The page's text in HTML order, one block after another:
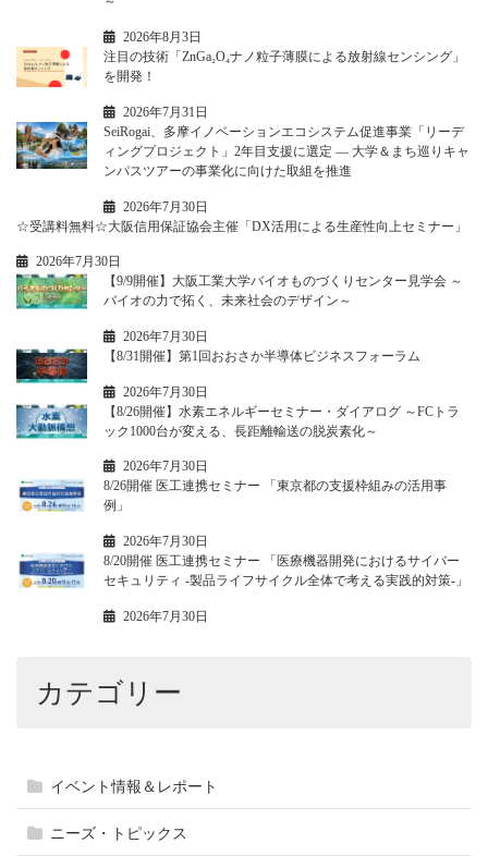
2026年8月3日
注目の技術「ZnGa₂O₄ナノ粒子薄膜による放射線センシング」
を開発！
2026年7月31日
SeiRogai、多摩イノベーションエコシステム促進事業「リーデ
ィングプロジェクト」2年目支援に選定 ― 大学＆まち巡りキャ
ンパスツアーの事業化に向けた取組を推進
2026年7月30日
☆受講料無料☆大阪信用保証協会主催「DX活用による生産性向上セミナー」
2026年7月30日
【9/9開催】大阪工業大学バイオものづくりセンター見学会 ～
バイオの力で拓く、未来社会のデザイン～
2026年7月30日
【8/31開催】第1回おおさか半導体ビジネスフォーラム
2026年7月30日
【8/26開催】水素エネルギーセミナー・ダイアログ ～FCトラ
ック1000台が変える、長距離輸送の脱炭素化～
2026年7月30日
8/26開催 医工連携セミナー 「東京都の支援枠組みの活用事
例」
2026年7月30日
8/20開催 医工連携セミナー 「医療機器開発におけるサイバー
セキュリティ -製品ライフサイクル全体で考える実践的対策-」
2026年7月30日
カテゴリー
イベント情報＆レポート
ニーズ・トピックス